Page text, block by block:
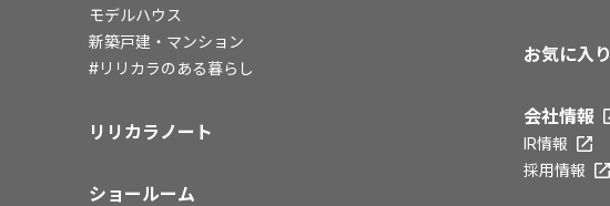
モデルハウス
新築戸建・マンション
#リリカラのある暮らし
リリカラノート
ショールーム
お気に入り
会社情報
IR情報
採用情報